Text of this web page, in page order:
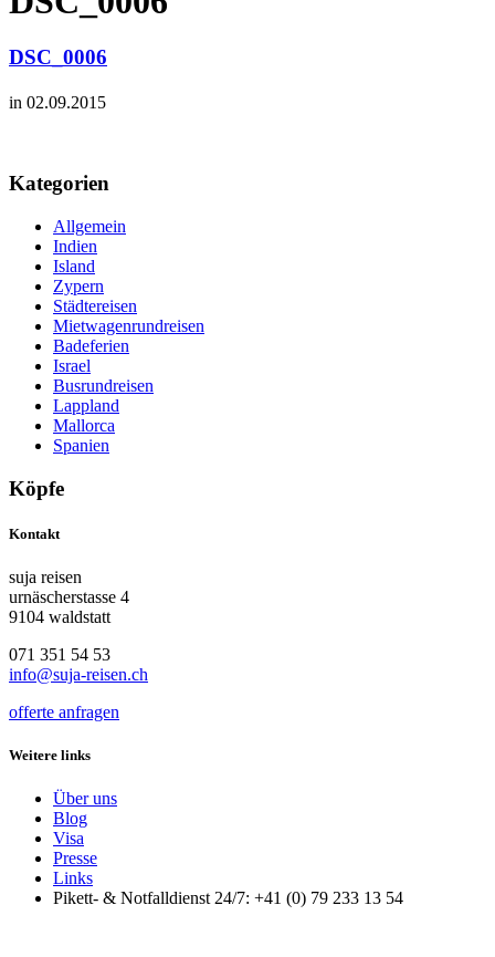
DSC_0006
in 02.09.2015
Kategorien
Allgemein
Indien
Island
Zypern
Städtereisen
Mietwagenrundreisen
Badeferien
Israel
Busrundreisen
Lappland
Mallorca
Spanien
Köpfe
Kontakt
suja reisen
urnäscherstasse 4
9104 waldstatt
071 351 54 53
info@suja-reisen.ch
offerte anfragen
Weitere links
Über uns
Blog
Visa
Presse
Links
Pikett- & Notfalldienst 24/7: +41 (0) 79 233 13 54